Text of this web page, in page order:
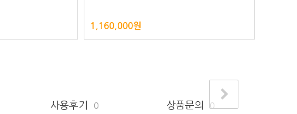
1,160,000원
사용후기 0 상품문의 0